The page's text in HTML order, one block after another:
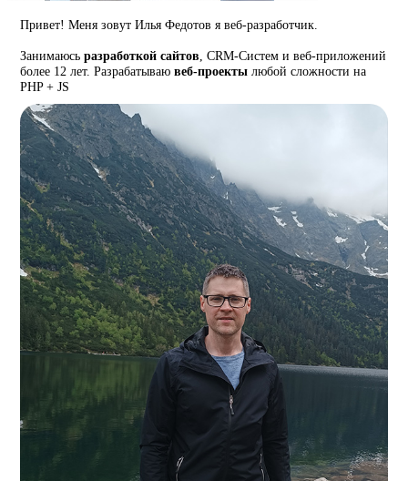
Привет! Меня зовут Илья Федотов я веб-разработчик.
Занимаюсьразработкой сайтов, CRM-Систем и веб-приложений
более 12 лет. Разрабатываювеб-проекты любой сложности на
PHP + JS